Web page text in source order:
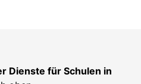
Dienste für Schulen in